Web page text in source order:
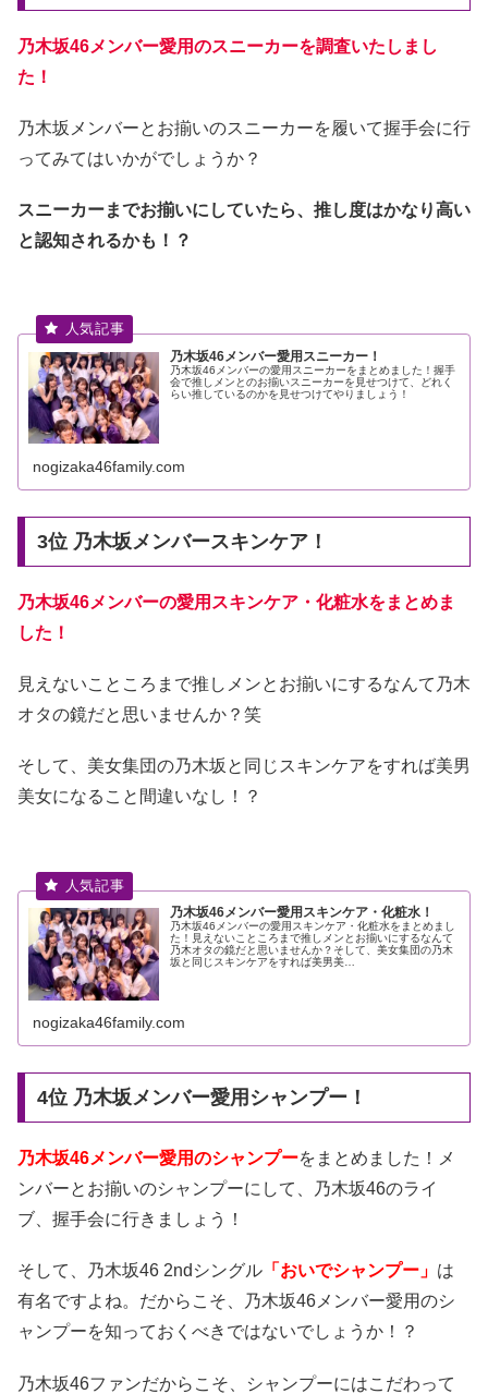
乃木坂46メンバー愛用のスニーカーを調査いたしまし
た！
乃木坂メンバーとお揃いのスニーカーを履いて握手会に行
ってみてはいかがでしょうか？
スニーカーまでお揃いにしていたら、推し度はかなり高い
と認知されるかも！？
乃木坂46メンバー愛用スニーカー！
乃木坂46メンバーの愛用スニーカーをまとめました！握手
会で推しメンとのお揃いスニーカーを見せつけて、どれく
らい推しているのかを見せつけてやりましょう！
nogizaka46family.com
3位 乃木坂メンバースキンケア！
乃木坂46メンバーの愛用スキンケア・化粧水をまとめま
した！
見えないこところまで推しメンとお揃いにするなんて乃木
オタの鏡だと思いませんか？笑
そして、美女集団の乃木坂と同じスキンケアをすれば美男
美女になること間違いなし！？
乃木坂46メンバー愛用スキンケア・化粧水！
乃木坂46メンバーの愛用スキンケア・化粧水をまとめまし
た！見えないこところまで推しメンとお揃いにするなんて
乃木オタの鏡だと思いませんか？そして、美女集団の乃木
坂と同じスキンケアをすれば美男美…
nogizaka46family.com
4位 乃木坂メンバー愛用シャンプー！
乃木坂46メンバー愛用のシャンプーをまとめました！メ
ンバーとお揃いのシャンプーにして、乃木坂46のライ
ブ、握手会に行きましょう！
そして、乃木坂46 2ndシングル 「おいでシャンプー」 は
有名ですよね。だからこそ、乃木坂46メンバー愛用のシ
ャンプーを知っておくべきではないでしょうか！？
乃木坂46ファンだからこそ、シャンプーにはこだわって